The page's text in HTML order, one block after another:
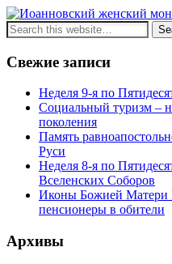
Свежие записи
Неделя 9-я по
Социальный туризм –
поколения
Память
Руси
Неделя 8-я по
Вселенских Соборов
Иконы Божией Матери
пенсионеры в обители
Архивы